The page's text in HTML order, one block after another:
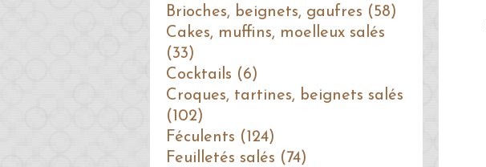
Brioches, beignets, gaufres (58)
Cakes, muffins, moelleux salés
(33)
Cocktails (6)
Croques, tartines, beignets salés
(102)
Féculents (124)
Feuilletés salés (74)